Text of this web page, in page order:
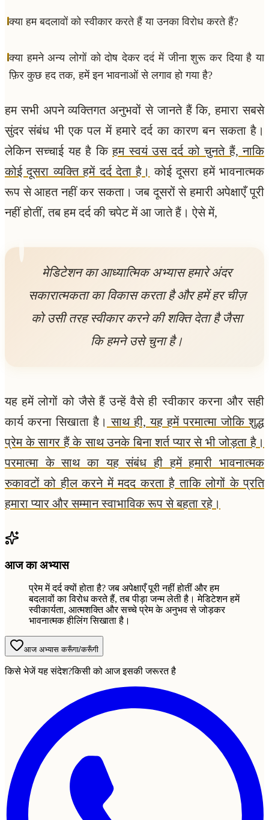
क्या हम बदलावों को स्वीकार करते हैं या उनका विरोध करते हैं?
क्या हमने अन्य लोगों को दोष देकर दर्द में जीना शुरू कर दिया है या
फ़िर कुछ हद तक, हमें इन भावनाओं से लगाव हो गया है?
हम सभी अपने व्यक्तिगत अनुभवों से जानते हैं कि, हमारा सबसे
सुंदर संबंध भी एक पल में हमारे दर्द का कारण बन सकता है।
लेकिन सच्चाई यह है किहम स्वयं उस दर्द को चुनते हैं, नाकि
कोई दूसरा व्यक्ति हमें दर्द देता है। कोई दूसरा हमें भावनात्मक
रूप से आहत नहीं कर सकता। जब दूसरों से हमारी अपेक्षाएँ पूरी
नहीं होतीं, तब हम दर्द की चपेट में आ जाते हैं। ऐसे में,
मेडिटेशन का आध्यात्मिक अभ्यास हमारे अंदर
सकारात्मकता का विकास करता है और हमें हर चीज़
को उसी तरह स्वीकार करने की शक्ति देता है जैसा
कि हमने उसे चुना है।
यह हमें लोगों को जैसे हैं उन्हें वैसे ही स्वीकार करना और सही
कार्य करना सिखाता है। साथ ही, यह हमें परमात्मा जोकि शुद्ध
प्रेम के सागर हैं के साथ उनके बिना शर्त प्यार से भी जोड़ता है।
परमात्मा के साथ का यह संबंध ही हमें हमारी भावनात्मक
रुकावटों को हील करने में मदद करता है ताकि लोगों के प्रति
हमारा प्यार और सम्मान स्वाभाविक रूप से बहता रहे।
आज का अभ्यास
प्रेम में दर्द क्यों होता है? जब अपेक्षाएँ पूरी नहीं होतीं और हम
बदलावों का विरोध करते हैं, तब पीड़ा जन्म लेती है। मेडिटेशन हमें
स्वीकार्यता, आत्मशक्ति और सच्चे प्रेम के अनुभव से जोड़कर
भावनात्मक हीलिंग सिखाता है।
आज अभ्यास करूँगा/करूँगी
किसे भेजें यह संदेश?किसी को आज इसकी जरूरत है